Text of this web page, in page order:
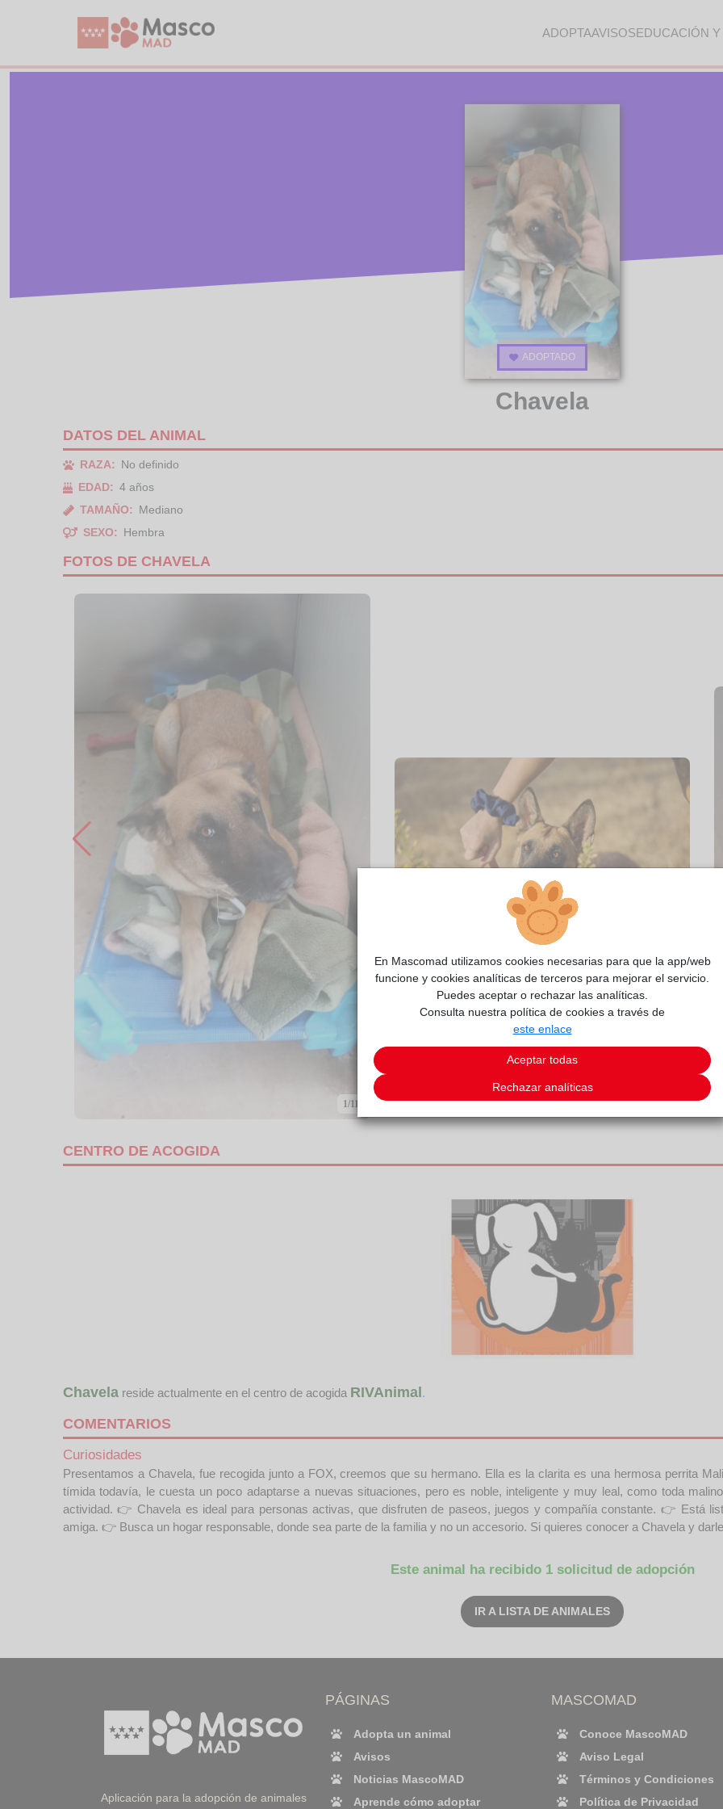
ADOPTAAVISOSEDUCACIÓN
ADOPTADO
Chavela
DATOS DEL ANIMAL
RAZA:
No definido
EDAD: 4 años
TAMAÑO:
Mediano
SEXO:
Hembra
FOTOS DE CHAVELA
1/11
CENTRO DE ACOGIDA
Chavela reside actualmente en el centro de acogida RIVAnimal .
COMENTARIOS
Curiosidades
Presentamos a Chavela, fue recogida junto a FOX, creemos que su hermano. Ella es la clarita es una hermosa perrita
tímida todavía, le cuesta un poco adaptarse a nuevas situaciones, pero es noble, inteligente y muy leal, como toda
actividad. 👉 Chavela es ideal para personas activas, que disfruten de paseos, juegos y compañía constante. 👉 Está
amiga. 👉 Busca un hogar responsable, donde sea parte de la familia y no un accesorio. Si quieres conocer a Chavela y
Este animal ha recibido 1 solicitud de adopción
IR A LISTA DE ANIMALES
Aplicación para la adopción de animales
PÁGINAS
Adopta un animal
Avisos
Noticias MascoMAD
Aprende cómo adoptar
MASCOMAD
Conoce MascoMAD
Aviso Legal
Términos y Condiciones
Política de Privacidad
En Mascomad utilizamos cookies necesarias para que la app/web
funcione y cookies analíticas de terceros para mejorar el servicio.
Puedes aceptar o rechazar las analíticas.
Consulta nuestra política de cookies a través de
este enlace
Aceptar todas
Rechazar analíticas